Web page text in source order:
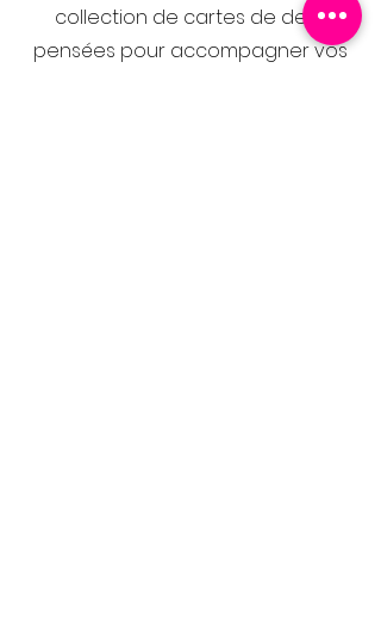
collection de cartes de deuil
pensées pour accompagner vos